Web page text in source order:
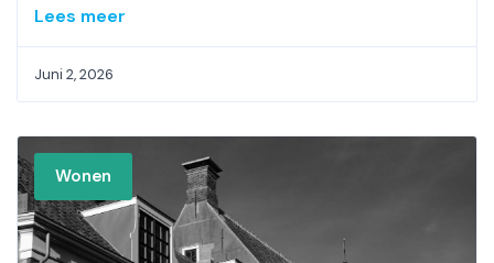
Lees meer
Juni 2, 2026
Wonen